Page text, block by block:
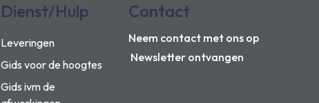
Dienst/Hulp
Leveringen
Gids voor de hoogtes
Gids ivm de
Contact
Neem contact met ons op
Newsletter ontvangen